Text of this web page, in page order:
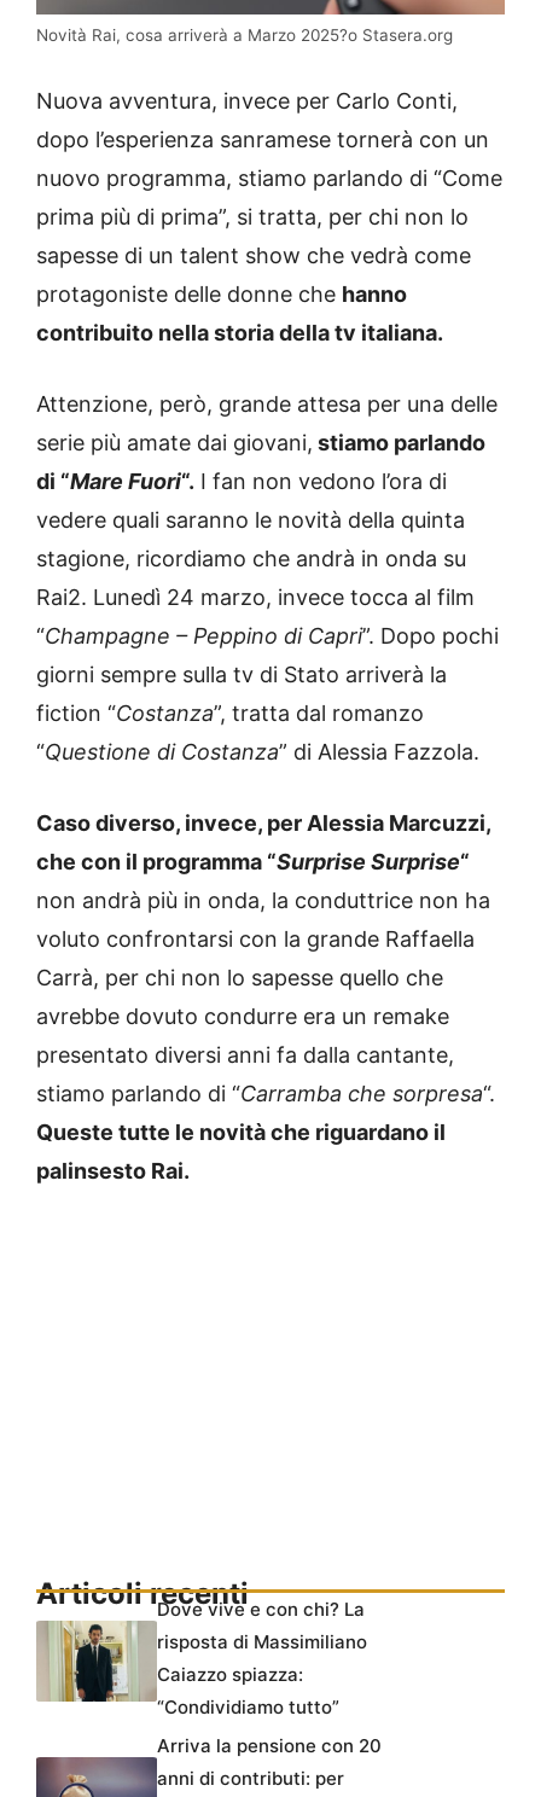
Novità Rai, cosa arriverà a Marzo 2025?o Stasera.org
Nuova avventura, invece per Carlo Conti,
dopo l’esperienza sanramese tornerà con un
nuovo programma, stiamo parlando di “Come
prima più di prima”, si tratta, per chi non lo
sapesse di un talent show che vedrà come
protagoniste delle donne che hanno
contribuito nella storia della tv italiana.
Attenzione, però, grande attesa per una delle
serie più amate dai giovani, stiamo parlando
di “Mare Fuori“. I fan non vedono l’ora di
vedere quali saranno le novità della quinta
stagione, ricordiamo che andrà in onda su
Rai2. Lunedì 24 marzo, invece tocca al film
“Champagne – Peppino di Capri”. Dopo pochi
giorni sempre sulla tv di Stato arriverà la
fiction “Costanza”, tratta dal romanzo
“Questione di Costanza” di Alessia Fazzola.
Caso diverso, invece, per Alessia Marcuzzi,
che con il programma “Surprise Surprise“
non andrà più in onda, la conduttrice non ha
voluto confrontarsi con la grande Raffaella
Carrà, per chi non lo sapesse quello che
avrebbe dovuto condurre era un remake
presentato diversi anni fa dalla cantante,
stiamo parlando di “Carramba che sorpresa“.
Queste tutte le novità che riguardano il
palinsesto Rai.
Articoli recentiDove vive e con chi? La
risposta di Massimiliano
Caiazzo spiazza:
“Condividiamo tutto”
Arriva la pensione con 20
anni di contributi: per